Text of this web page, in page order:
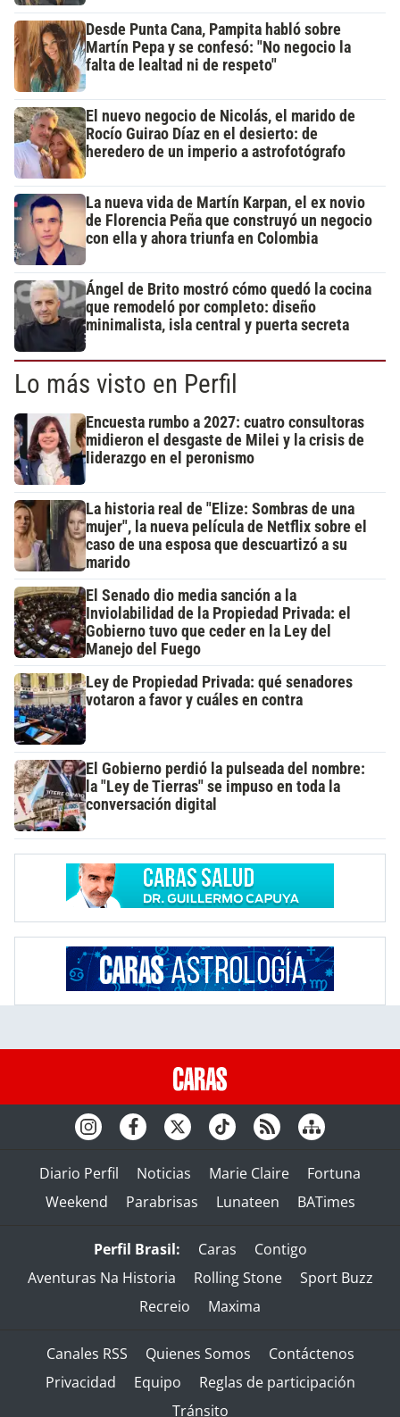
Desde Punta Cana, Pampita habló sobre
Martín Pepa y se confesó: "No negocio la
falta de lealtad ni de respeto"
El nuevo negocio de Nicolás, el marido de
Rocío Guirao Díaz en el desierto: de
heredero de un imperio a astrofotógrafo
La nueva vida de Martín Karpan, el ex novio
de Florencia Peña que construyó un negocio
con ella y ahora triunfa en Colombia
Ángel de Brito mostró cómo quedó la cocina
que remodeló por completo: diseño
minimalista, isla central y puerta secreta
Lo más visto en Perfil
Encuesta rumbo a 2027: cuatro consultoras
midieron el desgaste de Milei y la crisis de
liderazgo en el peronismo
La historia real de "Elize: Sombras de una
mujer", la nueva película de Netflix sobre el
caso de una esposa que descuartizó a su
marido
El Senado dio media sanción a la
Inviolabilidad de la Propiedad Privada: el
Gobierno tuvo que ceder en la Ley del
Manejo del Fuego
Ley de Propiedad Privada: qué senadores
votaron a favor y cuáles en contra
El Gobierno perdió la pulseada del nombre:
la "Ley de Tierras" se impuso en toda la
conversación digital
Diario Perfil Noticias Marie Claire
Fortuna
Weekend
Parabrisas Lunateen BATimes
Perfil Brasil: Caras
Contigo
Aventuras Na Historia
Rolling Stone
Sport Buzz
Recreio
Maxima
Canales RSS Quienes Somos
Contáctenos
Privacidad
Equipo
Reglas de participación
Tránsito